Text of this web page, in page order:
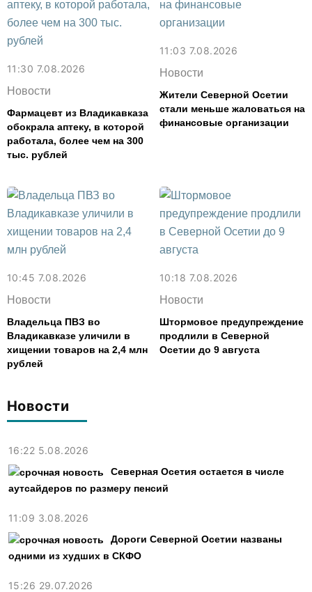
Новости
16:22 5.08.2026
Северная Осетия остается в числе
аутсайдеров по размеру пенсий
11:09 3.08.2026
Дороги Северной Осетии названы
одними из худших в СКФО
15:26 29.07.2026
11:30 7.08.2026
Новости
Фармацевт из Владикавказа
обокрала аптеку, в которой
работала, более чем на 300
тыс. рублей
11:03 7.08.2026
Новости
Жители Северной Осетии
стали меньше жаловаться на
финансовые организации
10:45 7.08.2026
Новости
Владельца ПВЗ во
Владикавказе уличили в
хищении товаров на 2,4 млн
рублей
10:18 7.08.2026
Новости
Штормовое предупреждение
продлили в Северной
Осетии до 9 августа